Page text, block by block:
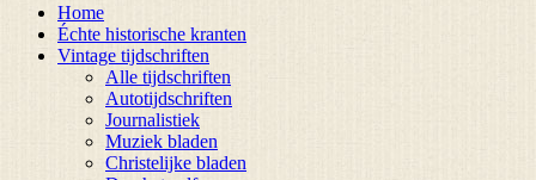
Home
Échte historische kranten
Vintage tijdschriften
Alle tijdschriften
Autotijdschriften
Journalistiek
Muziek bladen
Christelijke bladen